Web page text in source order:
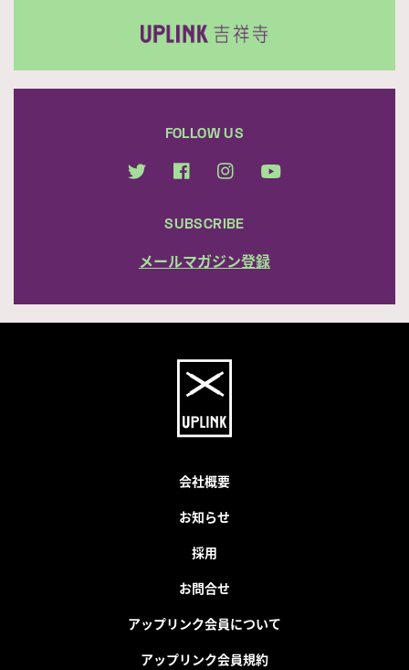
FOLLOW US
SUBSCRIBE
メールマガジン登録
会社概要
お知らせ
採用
お問合せ
アップリンク会員について
アップリンク会員規約